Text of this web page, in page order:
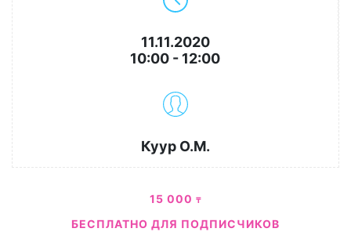
11.11.2020
10:00 - 12:00
Куур О.М.
15 000 ₸
БЕСПЛАТНО ДЛЯ ПОДПИСЧИКОВ